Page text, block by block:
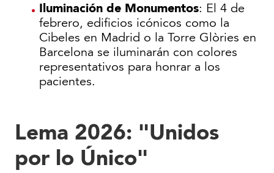
Iluminación de Monumentos: El 4 de
febrero, edificios icónicos como la
Cibeles en Madrid o la Torre Glòries en
Barcelona se iluminarán con colores
representativos para honrar a los
pacientes.
Lema 2026: "Unidos
por lo Único"